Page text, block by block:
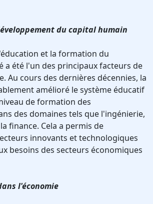
du capital humain
et la formation du
a été l'un des principaux facteurs de
Au cours des dernières décennies, la
amélioré le système éducatif
de formation des
des domaines tels que l'ingénierie,
finance. Cela a permis de
innovants et technologiques
besoins des secteurs économiques
l'économie